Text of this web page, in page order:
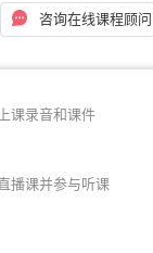
咨询在线课程顾问
课录音和课件
播课并参与听课